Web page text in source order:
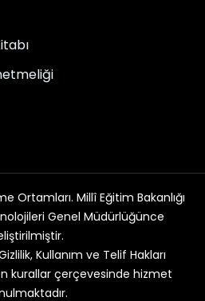
Ortamları. Millî Eğitim Bakanlığı
Genel Müdürlüğünce
Kullanım ve Telif Hakları
kurallar çerçevesinde hizmet